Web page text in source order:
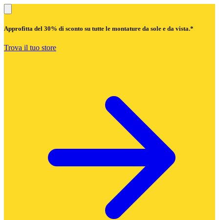
Approfitta del 30% di sconto su tutte le montature da sole e da vista.*
Trova il tuo store